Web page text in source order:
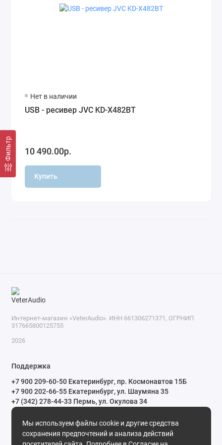
Фильтр
Усилители
Нет в наличии
USB - ресивер JVC KD-X482BT
10 490.00р.
Купить
Мы используем файлы cookie и другие средства
сохранения предпочтений и анализа действий
Интернет-магазин «VeterAudio». ИНН 661306271371, ОГРНИП
317665800125755
2026
Поддержка
+7 900 209-60-50 Екатеринбург, пр. Космонавтов 15Б
+7 900 202-66-55 Екатеринбург, ул. Шаумяна 35
+7 (342) 278-44-33 Пермь, ул. Окулова 34
Мы в сети